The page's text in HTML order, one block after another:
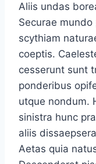
Aliis undas
Securae
scythiam
coeptis.
cesserunt sunt
ponderibus
utque nondum.
sinistra hunc
aliis
Aetas quia